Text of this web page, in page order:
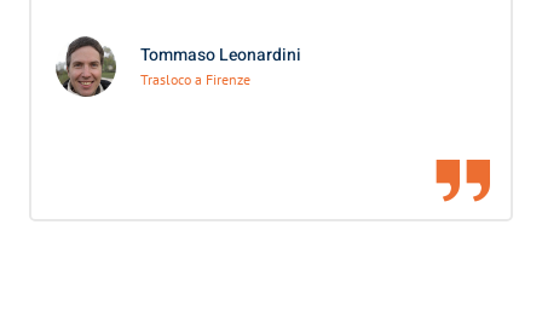
Tommaso Leonardini
Trasloco a Firenze